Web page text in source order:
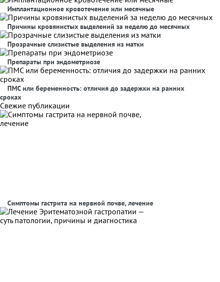
Имплантационное кровотечение или месячные
Причины кровянистых выделений за неделю до месячных
Прозрачные слизистые выделения из матки
Препараты при эндометриозе
ПМС или беременность: отличия до задержки на ранних
сроках
Свежие публикации
Симптомы гастрита на нервной почве, лечение